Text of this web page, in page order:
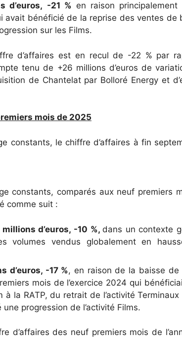
d’euros, -21 % en raison
avait bénéficié de la reprise des ventes de
sur les Films.
d’affaires est en recul de -22 % par
tenu de +26 millions d’euros de
de Chantelat par Bolloré Energy et
mois de 2025
constants, le chiffre d’affaires à fin
constants, comparés aux neuf premiers
comme suit :
d’euros, -10 %, dans un contexte
volumes vendus globalement en
d’euros, -17 %, en raison de la baisse de
mois de l’exercice 2024 qui
à la RATP, du retrait de l’activité
progression de l’activité Films.
d’affaires des neuf premiers mois de